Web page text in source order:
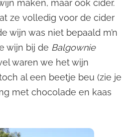
maken, maar ook cider.
ze volledig voor de cider
wijn was niet bepaald m’n
wijn bij de Balgownie
waren we het wijn
al een beetje beu (zie je
met chocolade en kaas